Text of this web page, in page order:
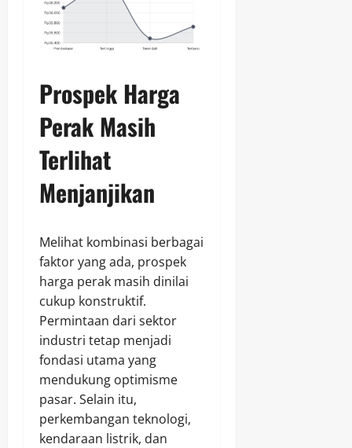
Prospek Harga
Perak Masih
Terlihat
Menjanjikan
Melihat kombinasi berbagai
faktor yang ada, prospek
harga perak masih dinilai
cukup konstruktif.
Permintaan dari sektor
industri tetap menjadi
fondasi utama yang
mendukung optimisme
pasar. Selain itu,
perkembangan teknologi,
kendaraan listrik, dan